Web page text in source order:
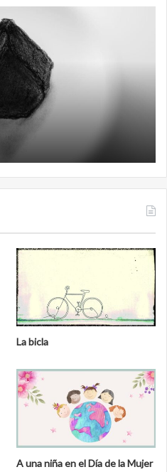
La bicla
A una niña en el Día de la Mujer